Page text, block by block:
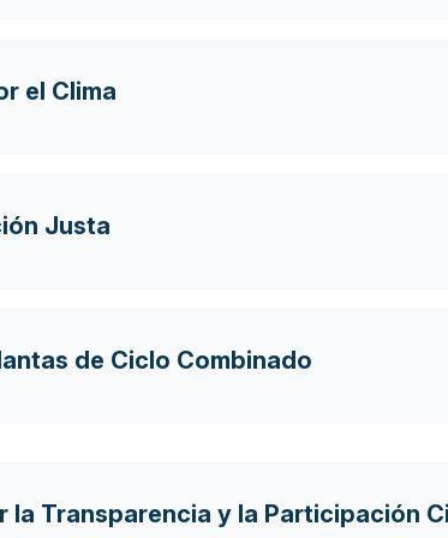
el Clima
Justa
de Ciclo Combinado
la Transparencia y la Participación